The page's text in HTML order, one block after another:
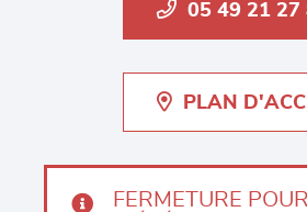
05 49 21 27
PLAN
FERMETURE